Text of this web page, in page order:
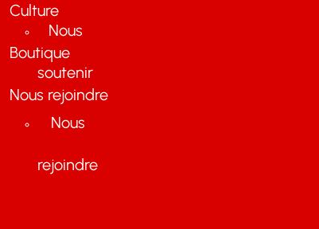
Nous
soutenir
Nous
rejoindre
Culture
Boutique
Nous rejoindre